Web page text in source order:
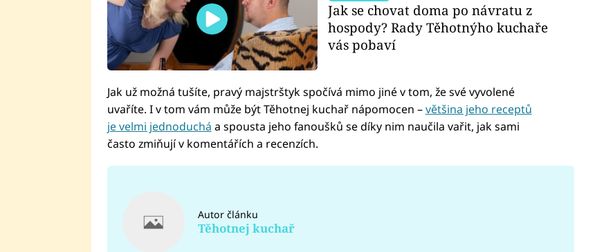
Jak se chovat doma po návratu z
hospody? Rady Těhotnýho kuchaře
vás pobaví
Jak už možná tušíte, pravý majstrštyk spočívá mimo jiné v tom, že své vyvolené
uvaříte. I v tom vám může být Těhotnej kuchař nápomocen –většina jeho receptů
je velmi jednoduchá a spousta jeho fanoušků se díky nim naučila vařit, jak sami
často zmiňují v komentářích a recenzích.
Autor článku
Těhotnej kuchař